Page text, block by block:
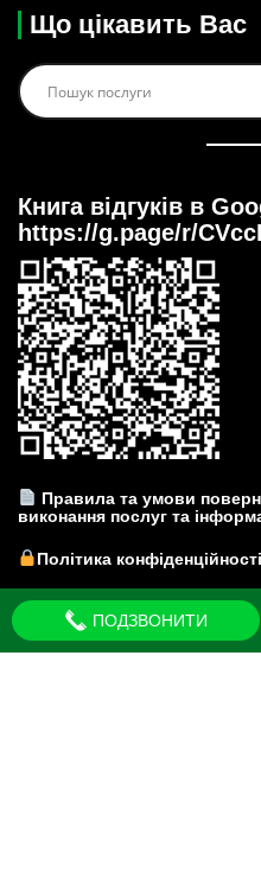
Що цікавить Вас
Книга відгуків в
https://g.page/r/
Правила та умови
виконання послуг та
Політика конфіденційності
Прайс-лист на юридичні
ПОДЗВОНИТИ